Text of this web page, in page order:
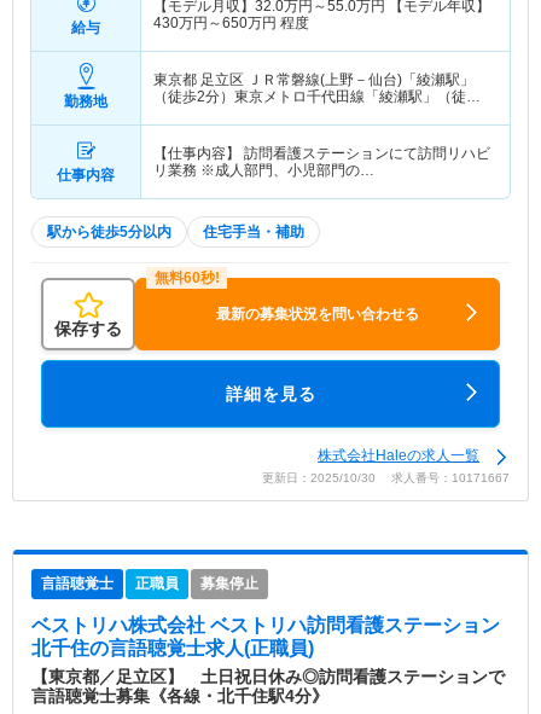
給与
【モデル月収】 32.0万円～55.0万円
【モデル年収】
430万円～650万円 程度
勤務地
東京都 足立区 ＪＲ常磐線(上野－仙台)「綾瀬駅」
（徒歩2分）東京メトロ千代田線「綾瀬駅」（徒歩2
仕事内容
【仕事内容】 訪問看護ステーションにて訪問リハビ
リ業務 ※成人部門、小児部門の…
駅から徒歩5分以内 住宅手当・補助
保存する
最新の募集状況を問い合わせる
詳細を見る
株式会社Haleの求人一覧
更新日：2025/10/30 求人番号：10171667
言語聴覚士 正職員 募集停止
ベストリハ株式会社 ベストリハ訪問看護ステーション
北千住の言語聴覚士求人(正職員)
【東京都／足立区】 土日祝日休み◎訪問看護ステーションで
言語聴覚士募集《各線・北千住駅4分》